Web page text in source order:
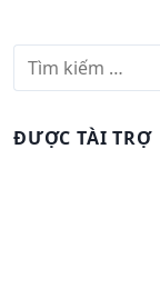
iĐƯỢC TÀI TRỢ